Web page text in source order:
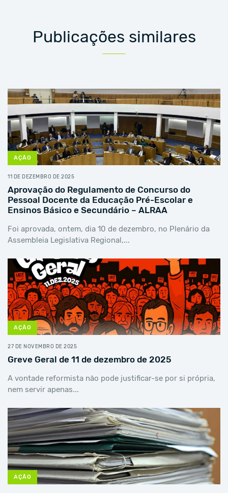
Publicações similares
AÇÃO
11 DE DEZEMBRO DE 2025
Aprovação do Regulamento de Concurso do
Pessoal Docente da Educação Pré-Escolar e
Ensinos Básico e Secundário – ALRAA
Foi aprovada, ontem, dia 10 de dezembro, no Plenário da
Assembleia Legislativa Regional,...
AÇÃO
27 DE NOVEMBRO DE 2025
Greve Geral de 11 de dezembro de 2025
A vontade reformista não pode justificar-se por si própria,
nem servir apenas...
AÇÃO